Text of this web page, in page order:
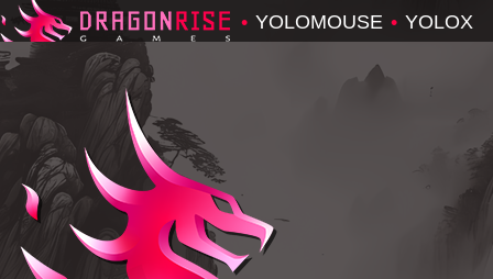
• YOLOMOUSE • YOLOX
Dragonrise Games